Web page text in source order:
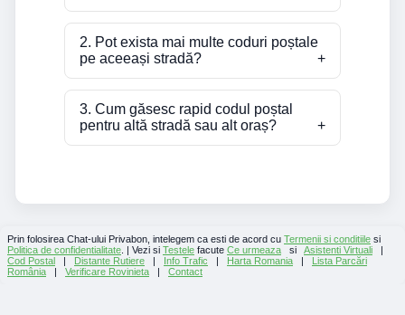
2. Pot exista mai multe coduri poștale
pe aceeași stradă?
3. Cum găsesc rapid codul poștal
pentru altă stradă sau alt oraș?
Prin folosirea Chat-ului Privabon, intelegem ca esti de acord cu Termenii si conditiile si
Politica de confidentialitate . | Vezi si Testele facute Ce urmeaza si Asistenti Virtuali |
Cod Postal | Distante Rutiere | Info Trafic | Harta Romania | Lista Parcări
România | Verificare Rovinieta | Contact